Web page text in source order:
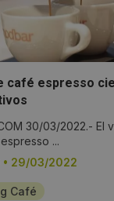
café espresso
30/03/2022.- El
...
• 29/03/2022
Café